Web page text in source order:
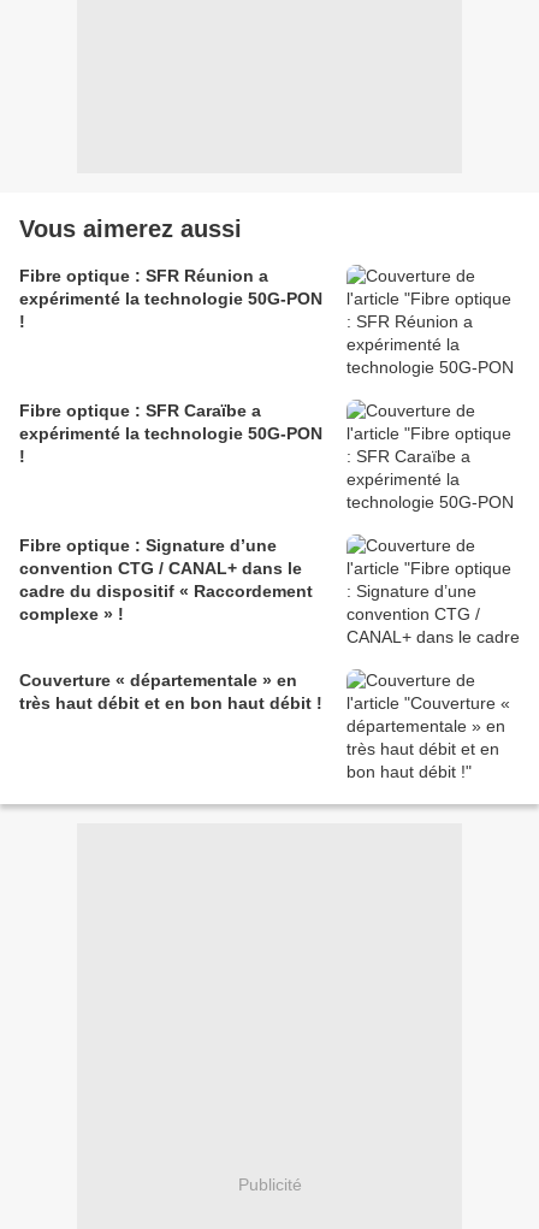
Vous aimerez aussi
Fibre optique : SFR Réunion a
expérimenté la technologie 50G-PON
!
Fibre optique : SFR Caraïbe a
expérimenté la technologie 50G-PON
!
Fibre optique : Signature d’une
convention CTG / CANAL+ dans le
cadre du dispositif « Raccordement
complexe » !
Couverture « départementale » en
très haut débit et en bon haut débit !
Publicité